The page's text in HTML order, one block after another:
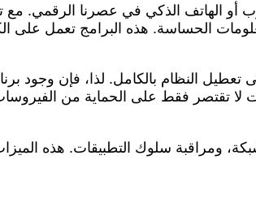
الهاتف الذكي في عصرنا الرقمي. مع
الحساسة. هذه البرامج تعمل
تعطيل النظام بالكامل. لذا، فإن وجود
تقتصر فقط على الحماية من
ومراقبة سلوك التطبيقات. هذه